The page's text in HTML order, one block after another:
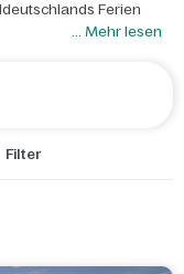
Ferien
Orte.
besiedelt, wird
Namensgebend war
über dem
... Mehr lesen
Filter